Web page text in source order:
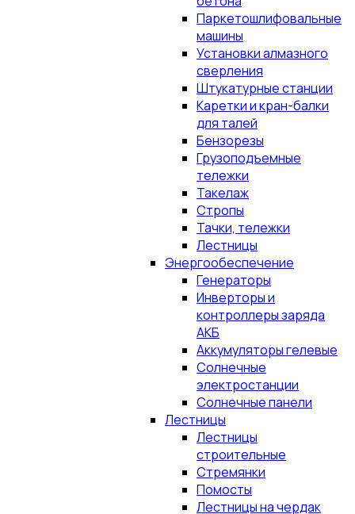
Паркетошлифовальные
машины
Установки алмазного
сверления
Штукатурные станции
Каретки и кран-балки
для талей
Бензорезы
Грузоподъемные
тележки
Такелаж
Стропы
Тачки, тележки
Лестницы
Энергообеспечение
Генераторы
Инверторы и
контроллеры заряда
АКБ
Аккумуляторы гелевые
Солнечные
электростанции
Солнечные панели
Лестницы
Лестницы
строительные
Стремянки
Помосты
Лестницы на чердак